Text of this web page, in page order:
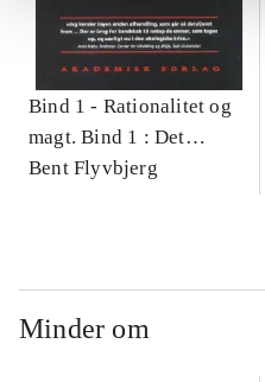
Bind 1 - Rationalitet og
magt. Bind 1 : Det
konkretes videnskab
Bent Flyvbjerg
Minder om